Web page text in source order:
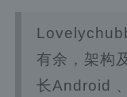
有余，架构
长Android